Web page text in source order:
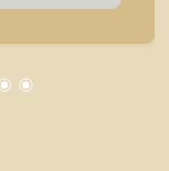
garagem. -
de imóveis